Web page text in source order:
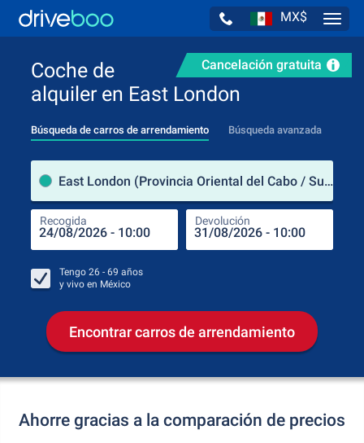
MX$
Cancelación gratuita
Coche de
alquiler en East London
Búsqueda de carros de arrendamiento Búsqueda avanzada
East London (Provincia Oriental del Cabo / Sudáfrica)
Recogida Devolución
Tengo 26 - 69 años
y vivo en México
Encontrar carros de arrendamiento
Ahorre gracias a la comparación de precios